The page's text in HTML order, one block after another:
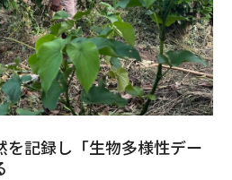
を記録し「生物多様性デー